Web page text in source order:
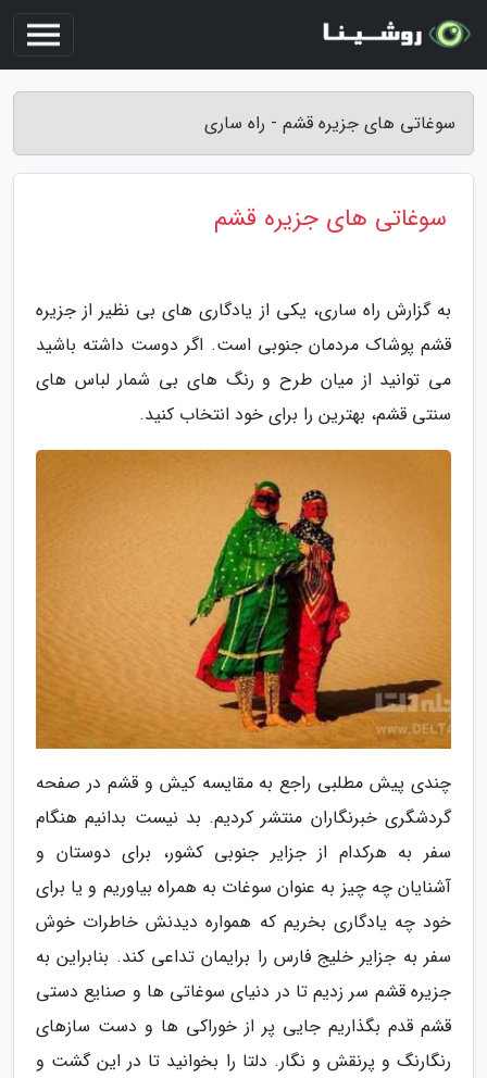
سوغاتی های جزیره قشم - راه ساری
سوغاتی های جزیره قشم
به گزارش راه ساری، یکی از یادگاری های بی نظیر از جزیره
قشم پوشاک مردمان جنوبی است. اگر دوست داشته باشید
می توانید از میان طرح و رنگ های بی شمار لباس های
سنتی قشم، بهترین را برای خود انتخاب کنید.
چندی پیش مطلبی راجع به مقایسه کیش و قشم در صفحه
گردشگری خبرنگاران منتشر کردیم. بد نیست بدانیم هنگام
سفر به هرکدام از جزایر جنوبی کشور، برای دوستان و
آشنایان چه چیز به عنوان سوغات به همراه بیاوریم و یا برای
خود چه یادگاری بخریم که همواره دیدنش خاطرات خوش
سفر به جزایر خلیج فارس را برایمان تداعی کند. بنابراین به
جزیره قشم سر زدیم تا در دنیای سوغاتی ها و صنایع دستی
قشم قدم بگذاریم جایی پر از خوراکی ها و دست سازهای
رنگارنگ و پرنقش و نگار. دلتا را بخوانید تا در این گشت و